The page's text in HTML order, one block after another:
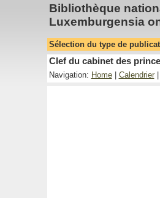
Bibliothèque
Luxemburgensia
Sélection du type de
Clef du cabinet des
Navigation: Home| Calendrier|